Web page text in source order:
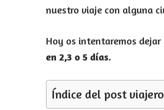
nuestro viaje con alguna
Hoy os intentaremos dejar
en 2,3 o 5 días.
Índice del post viajero